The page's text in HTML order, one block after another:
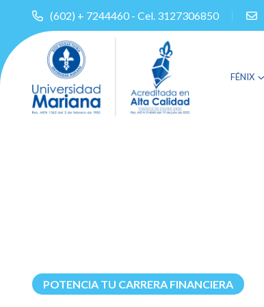
(602) + 7244460 - Cel. 3127306850
FÉNIX
POTENCIA TU CARRERA FINANCIERA